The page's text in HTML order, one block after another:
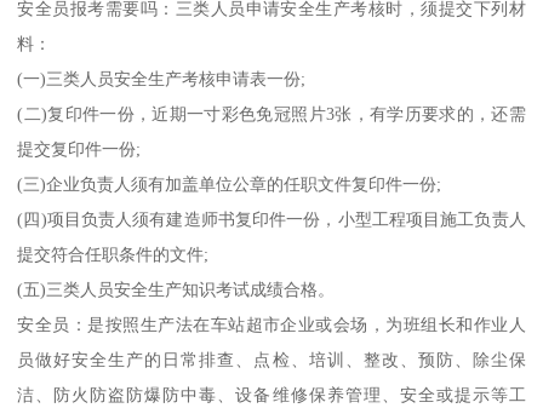
安全员报考需要吗：三类人员申请安全生产考核时，须提交下列材
料：
(一)三类人员安全生产考核申请表一份;
(二)复印件一份，近期一寸彩色免冠照片3张，有学历要求的，还需
提交复印件一份;
(三)企业负责人须有加盖单位公章的任职文件复印件一份;
(四)项目负责人须有建造师书复印件一份，小型工程项目施工负责人
提交符合任职条件的文件;
(五)三类人员安全生产知识考试成绩合格。
安全员：是按照生产法在车站超市企业或会场，为班组长和作业人
员做好安全生产的日常排查、点检、培训、整改、预防、除尘保
洁、防火防盗防爆防中毒、设备维修保养管理、安全或提示等工